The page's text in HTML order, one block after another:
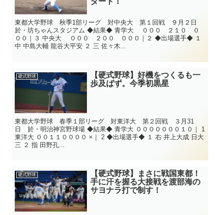
東都大学野球 秋季1部リーグ 対中央大 第１回戦 ９月２日
於・坊ちゃんスタジアム ◆結果◆ 青学大 ０００ ２１０ ０
００｜３ 中央大 ０００ ２００ ０００｜２ ◆出場選手◆ １
中 中島大輔 龍谷大平安 ２ 三 佐々木...
硬式野球
【硬式野球】好機をつくるも一
歩及ばず。今季初黒星
東都大学野球 春季１部リーグ 対東洋大 第２回戦 ３月31
日 於・明治神宮野球場 ◆結果◆ 青学大 ０００００００１０｜ 1
東洋大 ００１１００００ ×｜ 2 ◆出場選手◆ １ 右 井上大成 日大
三 ２ 指 田野孔...
硬式野球
【硬式野球】まさに戦国東都！
手に汗を握る大接戦を渡部海の
サヨナラ打で制す！